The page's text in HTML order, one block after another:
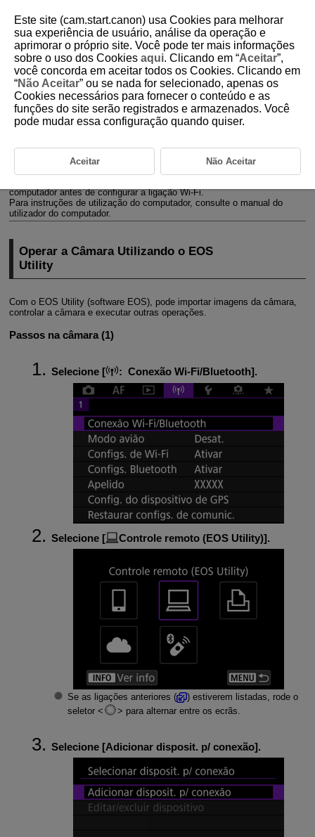
D180-175
Ligar a Um Computador através de
Wi-Fi
Esta secção descreve como ligar a câmara a um computador através de
Wi-Fi
e efetuar as operações da câmara usando o Software EOS ou
computador antes de configurar a ligaçãoWi-Fi.
Para instruções de utilização do computador, consulte o manual do
utilizador do computador.
Operar a Câmara Utilizando o EOS
Utility
Com o EOS Utility (software EOS), pode importar imagens da câmara,
controlar a câmara e executar outras operações.
Passos na câmara (1)
Selecione [ : Conexão Wi-Fi/Bluetooth].
Selecione [ Controle remoto (EOS Utility)].
Se as ligações anteriores (
) estiverem listadas, rode o
seletor
para alternar entre os ecrãs.
Selecione [Adicionar disposit. p/ conexão].
Este site (cam.start.canon) usa Cookies para melhorar
sua experiência de usuário, análise da operação e
aprimorar o próprio site. Você pode ter mais informações
sobre o uso dos Cookies aqui. Clicando em “Aceitar”,
você concorda em aceitar todos os Cookies. Clicando em
“Não Aceitar” ou se nada for selecionado, apenas os
Cookies necessários para fornecer o conteúdo e as
funções do site serão registrados e armazenados. Você
pode mudar essa configuração quando quiser.
Aceitar Não Aceitar